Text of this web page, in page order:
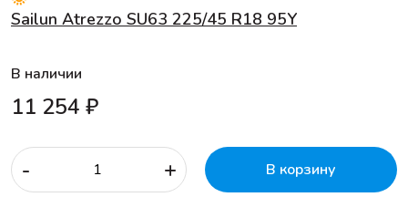
Sailun Atrezzo SU63 225/45 R18 95Y
В наличии
11 254 ₽
- + В корзину